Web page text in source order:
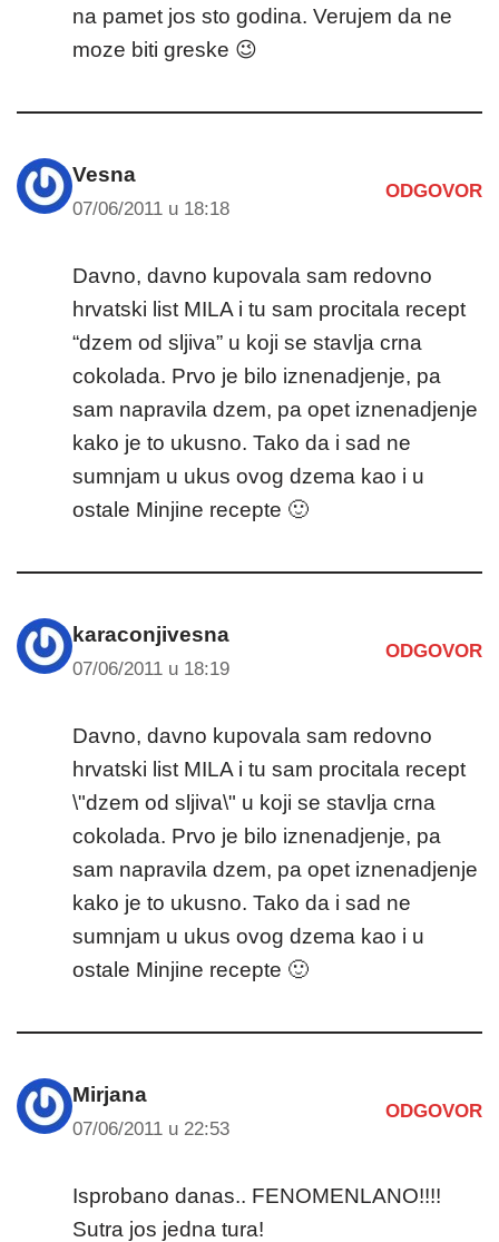
na pamet jos sto godina. Verujem da ne
moze biti greske 😉
Vesna
07/06/2011 u 18:18
ODGOVOR
Davno, davno kupovala sam redovno
hrvatski list MILA i tu sam procitala recept
“dzem od sljiva” u koji se stavlja crna
cokolada. Prvo je bilo iznenadjenje, pa
sam napravila dzem, pa opet iznenadjenje
kako je to ukusno. Tako da i sad ne
sumnjam u ukus ovog dzema kao i u
ostale Minjine recepte 🙂
karaconjivesna
07/06/2011 u 18:19
ODGOVOR
Davno, davno kupovala sam redovno
hrvatski list MILA i tu sam procitala recept
\"dzem od sljiva\" u koji se stavlja crna
cokolada. Prvo je bilo iznenadjenje, pa
sam napravila dzem, pa opet iznenadjenje
kako je to ukusno. Tako da i sad ne
sumnjam u ukus ovog dzema kao i u
ostale Minjine recepte 🙂
Mirjana
07/06/2011 u 22:53
ODGOVOR
Isprobano danas.. FENOMENLANO!!!!
Sutra jos jedna tura!